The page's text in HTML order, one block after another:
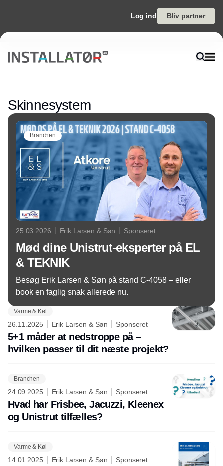
Log ind Bliv partner
Skinnesystem
Branchen
25.03.2026 Erik Larsen & Søn Sponseret
Mød dine Unistrut-eksperter på EL
& TEKNIK
Besøg Erik Larsen & Søn på stand C-4058 – eller
book en faglig snak allerede nu.
Varme & Køl
26.11.2025 Erik Larsen & Søn Sponseret
5+1 måder at nedstroppe på –
hvilken passer til dit næste projekt?
Branchen
24.09.2025 Erik Larsen & Søn Sponseret
Hvad har Frisbee, Jacuzzi, Kleenex
og Unistrut tilfælles?
Varme & Køl
14.01.2025 Erik Larsen & Søn Sponseret